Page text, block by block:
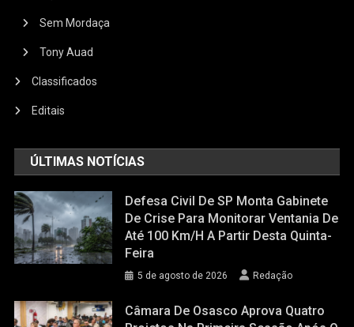
Sem Mordaça
Tony Auad
Classificados
Editais
ÚLTIMAS NOTÍCIAS
Defesa Civil De SP Monta Gabinete
De Crise Para Monitorar Ventania De
Até 100 Km/h A Partir Desta Quinta-
Feira
5 de agosto de 2026 Redação
Câmara De Osasco Aprova Quatro